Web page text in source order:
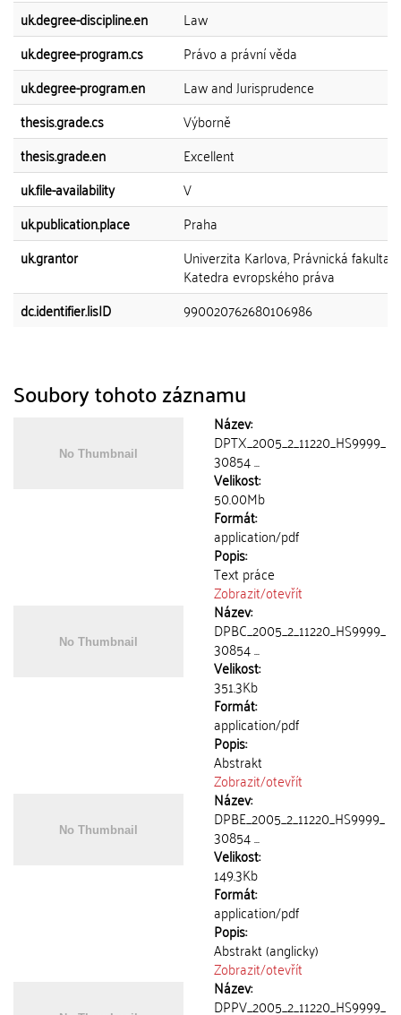
uk.degree-discipline.en
Law
uk.degree-program.cs
Právo a právní věda
uk.degree-program.en
Law and Jurisprudence
thesis.grade.cs
Výborně
thesis.grade.en
Excellent
uk.file-availability
V
uk.publication.place
Praha
uk.grantor
Univerzita Karlova, Právnická fakulta,
Katedra evropského práva
dc.identifier.lisID
990020762680106986
Soubory tohoto záznamu
Název:
DPTX_2005_2_11220_HS9999_
30854 ...
Velikost:
50.00Mb
Formát:
application/pdf
Popis:
Text práce
Zobrazit/otevřít
Název:
DPBC_2005_2_11220_HS9999_
30854 ...
Velikost:
351.3Kb
Formát:
application/pdf
Popis:
Abstrakt
Zobrazit/otevřít
Název:
DPBE_2005_2_11220_HS9999_
30854 ...
Velikost:
149.3Kb
Formát:
application/pdf
Popis:
Abstrakt (anglicky)
Zobrazit/otevřít
Název:
DPPV_2005_2_11220_HS9999_